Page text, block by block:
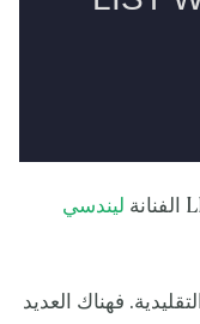
ليندسي
فهناك العديد